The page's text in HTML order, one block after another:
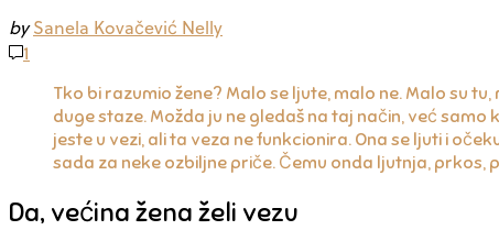
by Sanela Kovačević Nelly
1
Tko bi razumio žene? Malo se ljute, malo ne. Malo su
duge staze. Možda ju ne gledaš na taj način, već
jeste u vezi, ali ta veza ne funkcionira. Ona se ljuti i
sada za neke ozbiljne priče. Čemu onda ljutnja,
Da, većina žena želi vezu